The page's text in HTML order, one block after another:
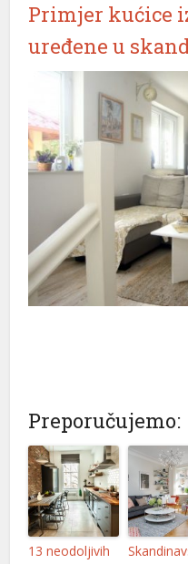
Primjer kućice
uređene u
Preporučujemo:
13 neodoljivih